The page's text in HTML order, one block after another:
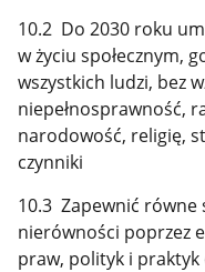
10.2 Do 2030 roku
w życiu społecznym,
wszystkich ludzi, bez
niepełnosprawność,
narodowość, religię,
czynniki
10.3 Zapewnić równe
nierówności poprzez
praw, polityk i